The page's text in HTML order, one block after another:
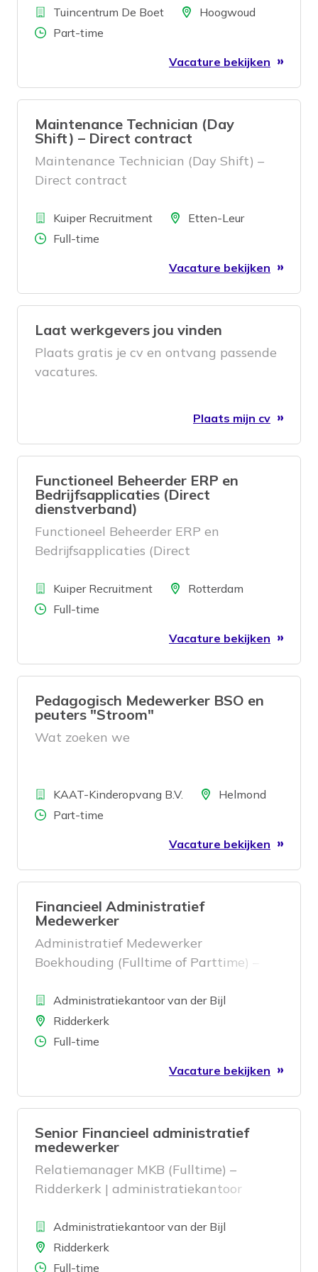
Maaskade in Oss, samen aan slimme
digitale toepassingen.
eigentijds, verrassend en uniek
familiebedrijf waar klantvriendelijkheid
BedrijfTuincentrum De BoetLocatieHoogwoud
Aantal uren
Part-time
Vacature bekijken
Maintenance Technician (Day
Shift) – Direct contract
Maintenance Technician (Day Shift) –
Direct contract
BedrijfKuiper RecruitmentLocatieEtten-Leur
Aantal uren
Full-time
Vacature bekijken
Laat werkgevers jou vinden
Plaats gratis je cv en ontvang passende
vacatures.
Plaats mijn cv
Functioneel Beheerder ERP en
Bedrijfsapplicaties (Direct
dienstverband)
Functioneel Beheerder ERP en
Bedrijfsapplicaties (Direct
BedrijfKuiper RecruitmentLocatieRotterdam
Aantal uren
Full-time
Vacature bekijken
Pedagogisch Medewerker BSO en
peuters "Stroom"
Wat zoeken we
BedrijfKAAT-Kinderopvang B.V. LocatieHelmond
Aantal uren
Part-time
Vacature bekijken
Financieel Administratief
Medewerker
Administratief Medewerker
Boekhouding (Fulltime of Parttime) –
BedrijfAdministratiekantoor van der Bijl
LocatieRidderkerk
Aantal uren
Full-time
Vacature bekijken
Senior Financieel administratief
medewerker
Relatiemanager MKB (Fulltime) –
Ridderkerk | administratiekantoor
BedrijfAdministratiekantoor van der Bijl
LocatieRidderkerk
Aantal uren
Full-time